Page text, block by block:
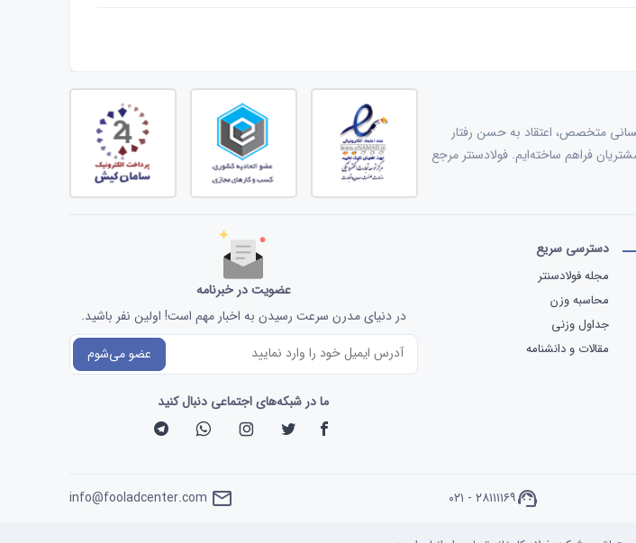
انسانی متخصص، اعتقاد به حسن رفتار
فراهم ساخته‌ایم. فولادسنتر مرجع
دسترسی سریع
مجله فولادسنتر
محاسبه وزن
جداول وزنی
مقالات و دانشنامه
عضویت در خبرنامه
در دنیای مدرن سرعت رسیدن به اخبار مهم است! اولین نفر باشید.
عضو می‌شوم
ما در شبکه‌های اجتماعی دنبال کنید
۰۲۱ - ۲۸۱۱۱۱۶۹ info@fooladcenter.com